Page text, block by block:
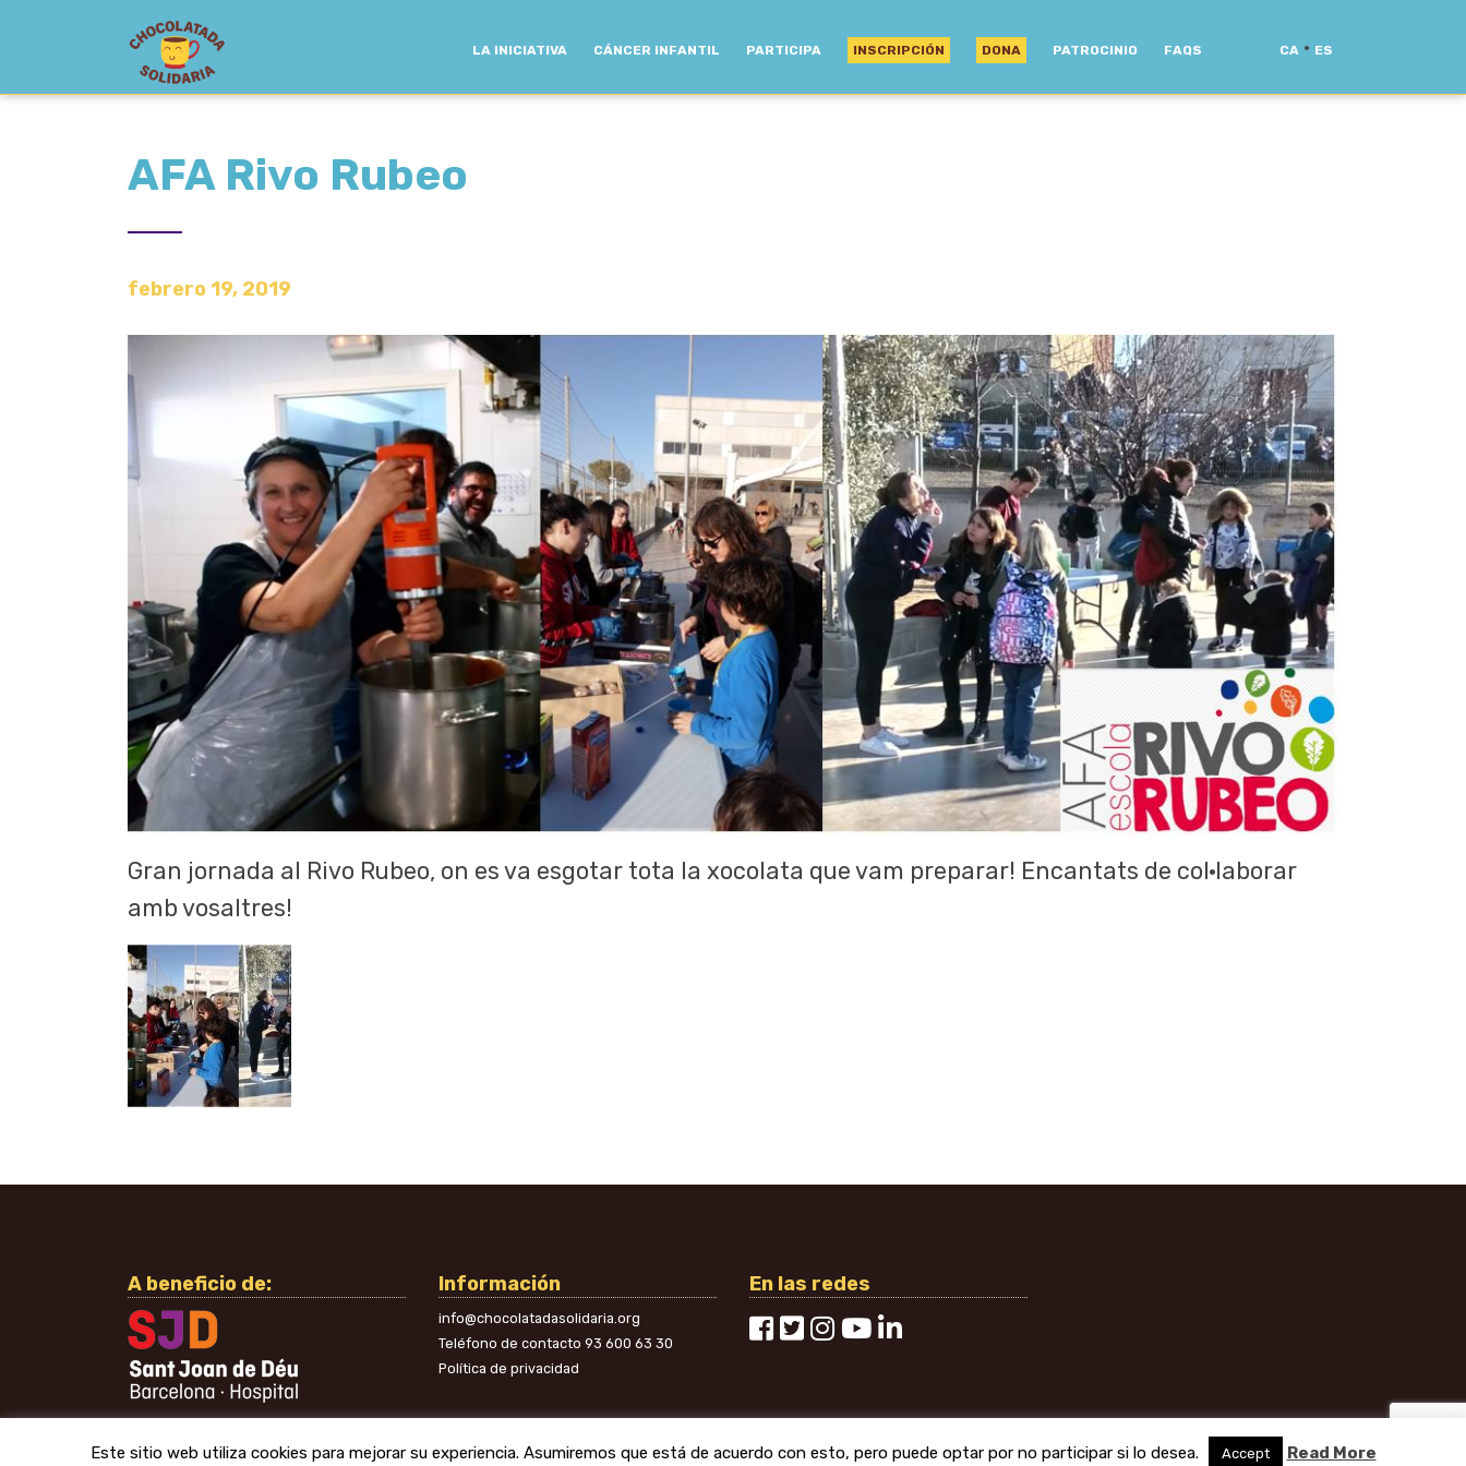
LA INICIATIVA CÁNCER INFANTIL PARTICIPA INSCRIPCIÓN DONA PATROCINIO FAQS CA · ES
AFA Rivo Rubeo
febrero 19, 2019
Gran jornada al Rivo Rubeo, on es va esgotar tota la xocolata que vam preparar! Encantats de col·laborar
amb vosaltres!
A beneficio de: Información
info@chocolatadasolidaria.org
Teléfono de contacto 93 600 63 30
Política de privacidad
En las redes
Este sitio web utiliza cookies para mejorar su experiencia. Asumiremos que está de acuerdo con esto, pero puede optar por no participar si lo desea. Accept Read More